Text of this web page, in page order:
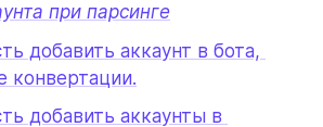
при парсинге
добавить аккаунт в бота,
конвертации.
добавить аккаунты в